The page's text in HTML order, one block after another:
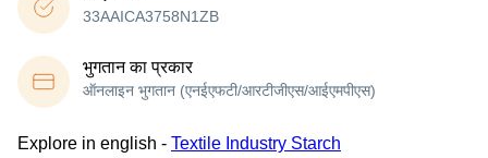
33AAICA3758N1ZB
भुगतान का प्रकार
ऑनलाइन भुगतान (एनईएफटी/आरटीजीएस/आईएमपीएस)
Explore in english - Textile Industry Starch